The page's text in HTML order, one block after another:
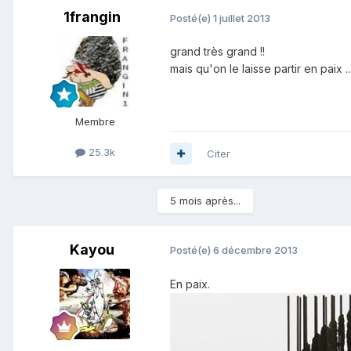
1frangin
Membre
25.3k
Posté(e) 1 juillet 2013
grand très grand !!
mais qu'on le laisse partir en paix
Citer
5 mois après...
Kayou Posté(e) 6 décembre 2013
En paix.